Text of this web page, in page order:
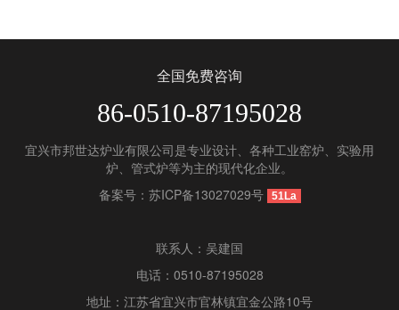
全国免费咨询
86-0510-87195028
宜兴市邦世达炉业有限公司是专业设计、各种工业窑炉、实验用
炉、管式炉等为主的现代化企业。
备案号： 苏ICP备13027029号 51La
联系人：吴建国
电话：0510-87195028
地址：江苏省宜兴市官林镇宜金公路10号